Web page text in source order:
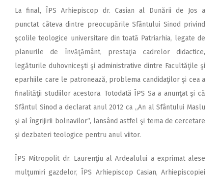
La final, ÎPS Arhiepiscop dr. Casian al Dunării de Jos a
punctat câteva dintre preocupările Sfântului Sinod privind
şcolile teologice universitare din toată Patriarhia, legate de
planurile de învăţământ, prestaţia cadrelor didactice,
legăturile duhovniceşti şi administrative dintre Facultăţile şi
eparhiile care le patronează, problema candidaţilor şi cea a
finalităţii studiilor acestora. Totodată ÎPS Sa a anunţat şi că
Sfântul Sinod a declarat anul 2012 ca „An al Sfântului Maslu
şi al îngrijirii bolnavilor”, lansând astfel şi tema de cercetare
şi dezbateri teologice pentru anul viitor.
ÎPS Mitropolit dr. Laurenţiu al Ardealului a exprimat alese
mulţumiri gazdelor, ÎPS Arhiepiscop Casian, Arhiepiscopiei